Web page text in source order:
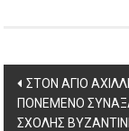
Post
navigation
ΣΤΟΝ ΑΓΙΟ
ΠΟΝΕΜΕΝΟ
ΣΧΟΛΗΣ